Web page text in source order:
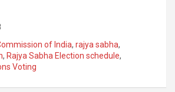
of India, rajya sabha,
, Rajya Sabha Election schedule,
Voting